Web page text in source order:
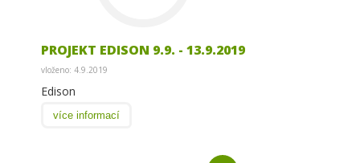
PROJEKT EDISON 9.9. - 13.9.2019
vloženo: 4.9.2019
Edison
více informací